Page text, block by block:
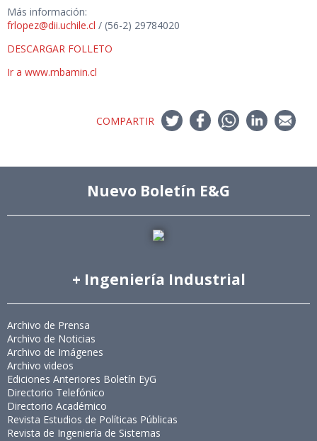
Más información:
frlopez@dii.uchile.cl / (56-2) 29784020
DESCARGAR FOLLETO
Ir a www.mbamin.cl
COMPARTIR
Nuevo Boletín E&G
+ Ingeniería Industrial
Archivo de Prensa
Archivo de Noticias
Archivo de Imágenes
Archivo videos
Ediciones Anteriores Boletín EyG
Directorio Telefónico
Directorio Académico
Revista Estudios de Políticas Públicas
Revista de Ingeniería de Sistemas